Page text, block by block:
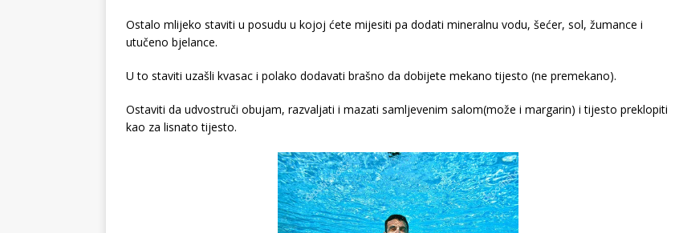
Ostalo mlijeko staviti u posudu u kojoj ćete mijesiti pa dodati mineralnu vodu, šećer, sol, žumance i
utučeno bjelance.
U to staviti uzašli kvasac i polako dodavati brašno da dobijete mekano tijesto (ne premekano).
Ostaviti da udvostruči obujam, razvaljati i mazati samljevenim salom(može i margarin) i tijesto preklopiti
kao za lisnato tijesto.